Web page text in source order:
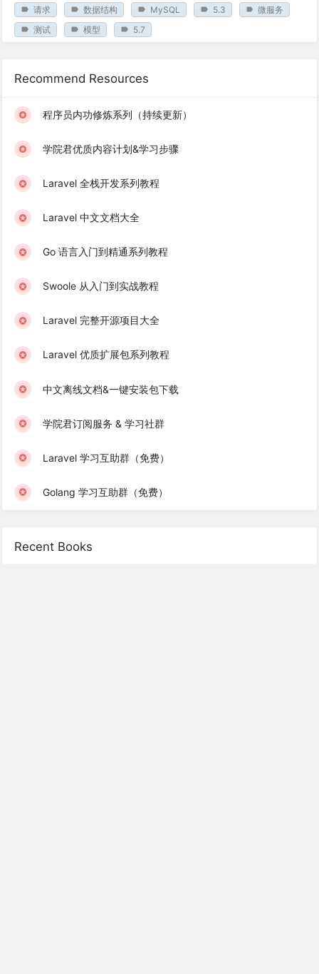
请求
数据结构 MySQL 5.3
微服务
测试
模型 5.7
Recommend Resources
程序员内功修炼系列（持续更新）
学院君优质内容计划&学习步骤
Laravel 全栈开发系列教程
Laravel 中文文档大全
Go 语言入门到精通系列教程
Swoole 从入门到实战教程
Laravel 完整开源项目大全
Laravel 优质扩展包系列教程
中文离线文档&一键安装包下载
学院君订阅服务 & 学习社群
Laravel 学习互助群（免费）
Golang 学习互助群（免费）
Recent Books